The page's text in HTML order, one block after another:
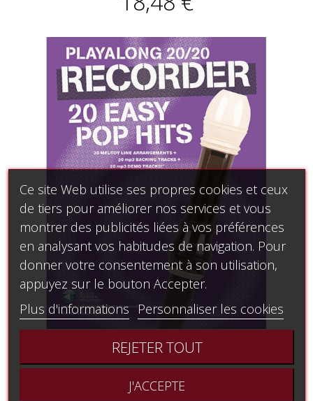
PLAYALONG 20/20 - Recorder
21,75 €
Ce site Web utilise ses propres cookies et ceux
de tiers pour améliorer nos services et vous
montrer des publicités liées à vos préférences
en analysant vos habitudes de navigation. Pour
donner votre consentement à son utilisation,
appuyez sur le bouton Accepter.
Plus d'informations
Personnaliser les cookies
REJETER TOUT
J'ACCEPTE